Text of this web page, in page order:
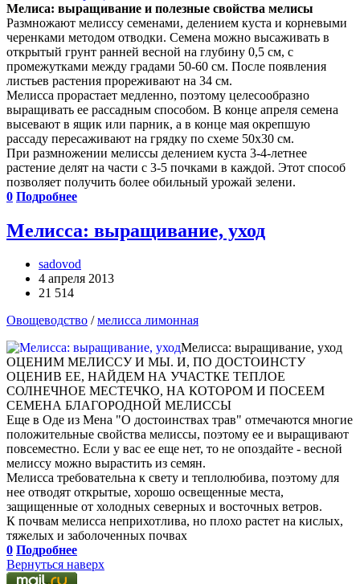
Мелиса: выращивание и полезные свойства мелисы
Размножают мелиссу семенами, делением куста и корневыми
черенками методом отводки. Семена можно высаживать в
открытый грунт ранней весной на глубину 0,5 см, с
промежутками между градами 50-60 см. После появления
листьев растения прореживают на 34 см.
Мелисса прорастает медленно, поэтому целесообразно
выращивать ее рассадным способом. В конце апреля семена
высевают в ящик или парник, а в конце мая окрепшую
рассаду пересаживают на грядку по схеме 50x30 см.
При размножении мелиссы делением куста 3-4-летнее
растение делят на части с 3-5 почками в каждой. Этот способ
позволяет получить более обильный урожай зелени.
0 Подробнее
Мелисса: выращивание, уход
sadovod
4 апреля 2013
21 514
Овощеводство /мелисса лимонная
Мелисса: выращивание, уход
ОЦЕНИМ МЕЛИССУ И МЫ. И, ПО ДОСТОИНСТУ
ОЦЕНИВ ЕЕ, НАЙДЕМ НА УЧАСТКЕ ТЕПЛОЕ
СОЛНЕЧНОЕ МЕСТЕЧКО, НА КОТОРОМ И ПОСЕЕМ
СЕМЕНА БЛАГОРОДНОЙ МЕЛИССЫ
Еще в Оде из Мена "О достоинствах трав" отмечаются многие
положительные свойства мелиссы, поэтому ее и выращивают
повсеместно. Если у вас ее еще нет, то не опоздайте - весной
мелиссу можно вырастить из семян.
Мелисса требовательна к свету и теплолюбива, поэтому для
нее отводят открытые, хорошо освещенные места,
защищенные от холодных северных и восточных ветров.
К почвам мелисса неприхотлива, но плохо растет на кислых,
тяжелых и заболоченных почвах
0 Подробнее
Вернуться наверх